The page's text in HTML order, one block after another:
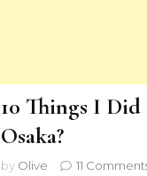
10 Things I
Osaka?
by Olive 11